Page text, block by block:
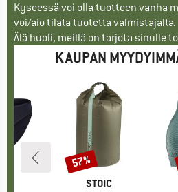
Kyseessä voi olla tuotteen vanha
voi/aio tilata tuotetta valmistajalta.
Älä huoli, meillä on tarjota sinulle
KAUPAN
MERKKI
STOIC
Alennus
57%